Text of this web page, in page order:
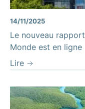
14/11/2025
Le nouveau
Monde est en ligne
Lire